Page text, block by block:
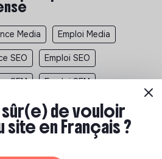
Media Emploi Media
SEO Emploi SEO
SEM Emploi SEM
Developpement Durable
Stage Humanitaire Stage RSE
de vouloir
en Français ?